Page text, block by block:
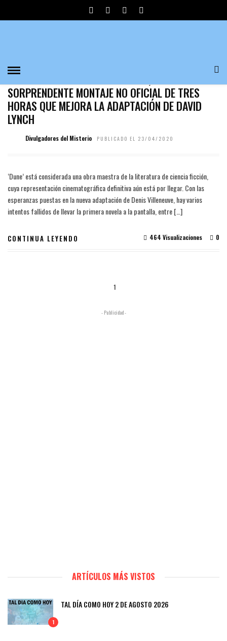
DAVID LYNCH
‘DUNE: THE ALTERNATIVE EDITION’, EL
SORPRENDENTE MONTAJE NO OFICIAL DE TRES
HORAS QUE MEJORA LA ADAPTACIÓN DE DAVID
LYNCH
Divulgadores del Misterio PUBLICADO EL 23/04/2020
‘Dune’ está considerada una obra maestra de la literatura de ciencia ficción,
cuya representación cinematográfica definitiva aún está por llegar. Con las
esperanzas puestas en la nueva adaptación de Denis Villeneuve, hay varios
intentos fallidos de llevar la primera novela a la pantalla, entre […]
CONTINUA LEYENDO 0
464 Visualizaciones
1
- Publicidad -
ARTÍCULOS MÁS VISTOS
1
TAL DÍA COMO HOY 2 DE AGOSTO 2026